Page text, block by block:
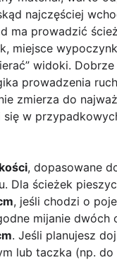
najczęściej
ma prowadzić
miejsce
widoki. Dobrze
prowadzenia
zmierza do
się w
, dopasowane
Dla ścieżek
, jeśli chodzi o
mijanie dwóch
. Jeśli planujesz
lub taczka (np.